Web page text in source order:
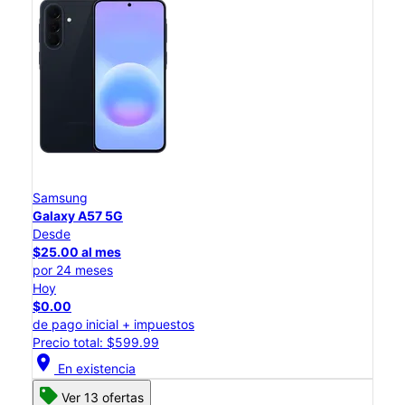
Samsung
Galaxy A57 5G
Desde
$25.00 al mes
por 24 meses
Hoy
$0.00
de pago inicial + impuestos
Precio total: $599.99
location_on En existencia
Ver 13 ofertas